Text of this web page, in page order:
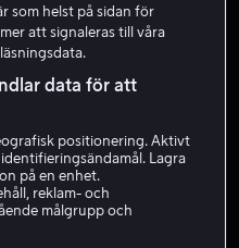
kr
som helst på sidan för
att signaleras till våra
data för att
positionering. Aktivt
Lagra
på en enhet.
reklam- och
målgrupp och